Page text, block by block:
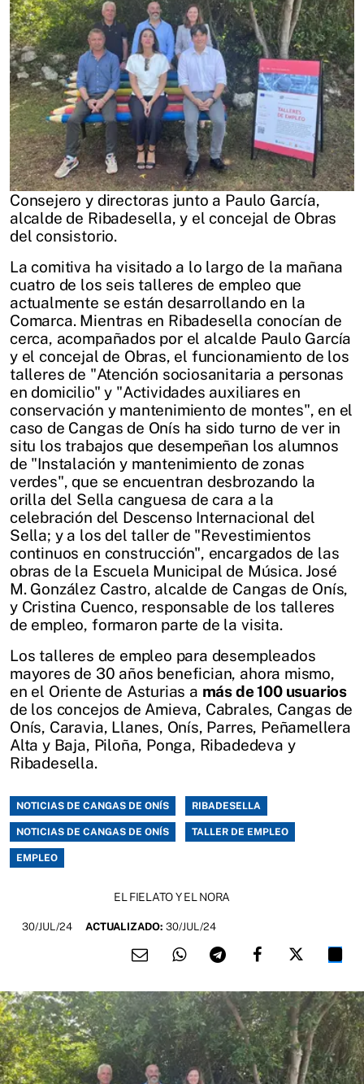
Consejero y directoras junto a Paulo García,
alcalde de Ribadesella, y el concejal de Obras
del consistorio.
La comitiva ha visitado a lo largo de la mañana
cuatro de los seis talleres de empleo que
actualmente se están desarrollando en la
Comarca. Mientras en Ribadesella conocían de
cerca, acompañados por el alcalde Paulo García
y el concejal de Obras, el funcionamiento de los
talleres de "Atención sociosanitaria a personas
en domicilio" y "Actividades auxiliares en
conservación y mantenimiento de montes", en el
caso de Cangas de Onís ha sido turno de ver in
situ los trabajos que desempeñan los alumnos
de "Instalación y mantenimiento de zonas
verdes", que se encuentran desbrozando la
orilla del Sella canguesa de cara a la
celebración del Descenso Internacional del
Sella; y a los del taller de "Revestimientos
continuos en construcción", encargados de las
obras de la Escuela Municipal de Música. José
M. González Castro, alcalde de Cangas de Onís,
y Cristina Cuenco, responsable de los talleres
de empleo, formaron parte de la visita.
Los talleres de empleo para desempleados
mayores de 30 años benefician, ahora mismo,
en el Oriente de Asturias a más de 100 usuarios
de los concejos de Amieva, Cabrales, Cangas de
Onís, Caravia, Llanes, Onís, Parres, Peñamellera
Alta y Baja, Piloña, Ponga, Ribadedeva y
Ribadesella.
NOTICIAS DE CANGAS DE ONÍS RIBADESELLA
NOTICIAS DE CANGAS DE ONÍS TALLER DE EMPLEO
EMPLEO
EL FIELATO Y EL NORA
30/JUL/24 ACTUALIZADO: 30/JUL/24